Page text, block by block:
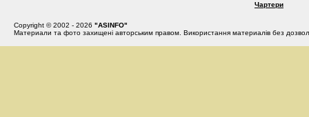
Чартери
Copyright © 2002 - 2026 "ASINFO"
Материали та фото захищені авторським правом. Використання материалів без